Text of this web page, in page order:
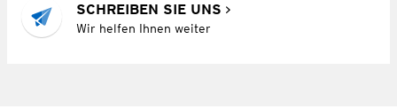
SCHREIBEN SIE UNS
Wir helfen Ihnen weiter